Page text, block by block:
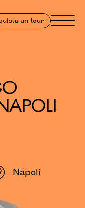
un tour Menu
Napoli